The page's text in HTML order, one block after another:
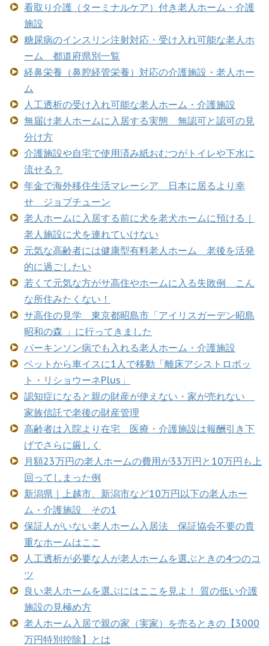
看取り介護（ターミナルケア）付き老人ホーム・介護
施設
糖尿病のインスリン注射対応・受け入れ可能な老人ホ
ーム 都道府県別一覧
経鼻栄養（鼻腔経管栄養）対応の介護施設・老人ホー
ム
人工透析の受け入れ可能な老人ホーム・介護施設
無届け老人ホームに入居する実態 無認可と認可の見
分け方
介護施設や自宅で使用済み紙おむつがトイレや下水に
流せる？
年金で海外移住生活マレーシア 日本に居るより幸
せ ジョブチューン
老人ホームに入居する前に犬を老犬ホームに預ける｜
老人施設に犬を連れていけない
元気な高齢者には健康型有料老人ホーム 老後を活発
的に過ごしたい
若くて元気な方がサ高住やホームに入る失敗例 こん
な所住みたくない！
サ高住の見学 東京都昭島市「アイリスガーデン昭島
昭和の森 」に行ってきました
パーキンソン病でも入れる老人ホーム・介護施設
ベットから車イスに1人で移動「離床アシストロボッ
ト・リショウーネPlus」
認知症になると親の財産が使えない・家が売れない
家族信託で老後の財産管理
高齢者は入院より在宅 医療・介護施設は報酬引き下
げでさらに厳しく
月額23万円の老人ホームの費用が33万円と10万円も上
回ってしまった例
新潟県｜上越市、新潟市など10万円以下の老人ホー
ム・介護施設 その1
保証人がいない老人ホーム入居法 保証協会不要の貴
重なホームはここ
人工透析が必要な人が老人ホームを選ぶときの4つのコ
ツ
良い老人ホームを選ぶにはここを見よ！ 質の低い介護
施設の見極め方
老人ホーム入居で親の家（実家）を売るときの【3000
万円特別控除】とは